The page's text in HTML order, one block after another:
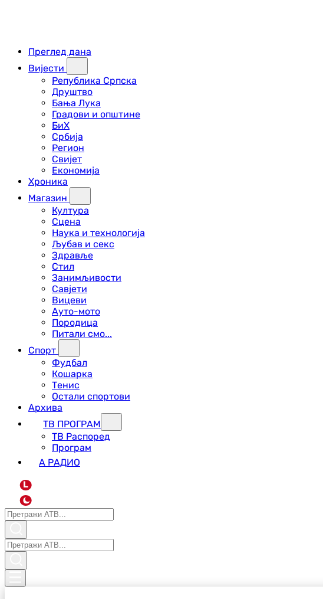
Преглед дана
Вијести
Република Српска
Друштво
Бања Лука
Градови и општине
БиХ
Србија
Регион
Свијет
Економија
Хроника
Магазин
Култура
Сцена
Наука и технологија
Љубав и секс
Здравље
Стил
Занимљивости
Савјети
Вицеви
Ауто-мото
Породица
Питали смо...
Спорт
Фудбал
Кошарка
Тенис
Остали спортови
Архива
ТВ ПРОГРАМ
ТВ Распоред
Програм
А РАДИО
L